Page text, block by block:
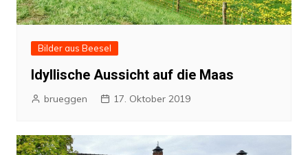
Bilder aus Beesel
Idyllische Aussicht auf die Maas
brueggen 17. Oktober 2019